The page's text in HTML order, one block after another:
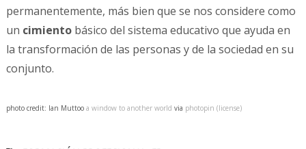
permanentemente, más bien que se nos considere como
un cimiento básico del sistema educativo que ayuda en
la transformación de las personas y de la sociedad en su
conjunto.
photo credit: Ian Muttoo a window to another world via photopin (license)